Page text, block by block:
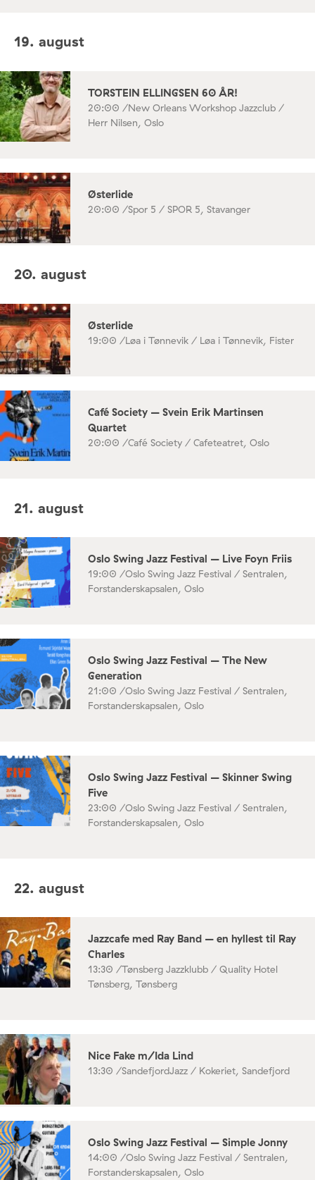
19. august
TORSTEIN ELLINGSEN 60 ÅR!
20:00 /New Orleans Workshop Jazzclub /
Herr Nilsen, Oslo
Østerlide
20:00 /Spor 5 / SPOR 5, Stavanger
20. august
Østerlide
19:00 /Løa i Tønnevik / Løa i Tønnevik, Fister
Café Society – Svein Erik Martinsen
Quartet
20:00 /Café Society / Cafeteatret, Oslo
21. august
Oslo Swing Jazz Festival – Live Foyn Friis
19:00 /Oslo Swing Jazz Festival / Sentralen,
Forstanderskapsalen, Oslo
Oslo Swing Jazz Festival – The New
Generation
21:00 /Oslo Swing Jazz Festival / Sentralen,
Forstanderskapsalen, Oslo
Oslo Swing Jazz Festival – Skinner Swing
Five
23:00 /Oslo Swing Jazz Festival / Sentralen,
Forstanderskapsalen, Oslo
22. august
Jazzcafe med Ray Band – en hyllest til Ray
Charles
13:30 /Tønsberg Jazzklubb / Quality Hotel
Tønsberg, Tønsberg
Nice Fake m/Ida Lind
13:30 /SandefjordJazz / Kokeriet, Sandefjord
Oslo Swing Jazz Festival – Simple Jonny
14:00 /Oslo Swing Jazz Festival / Sentralen,
Forstanderskapsalen, Oslo